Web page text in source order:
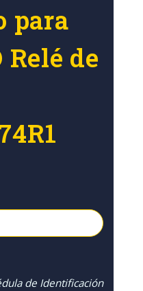
para
de
de Identificación